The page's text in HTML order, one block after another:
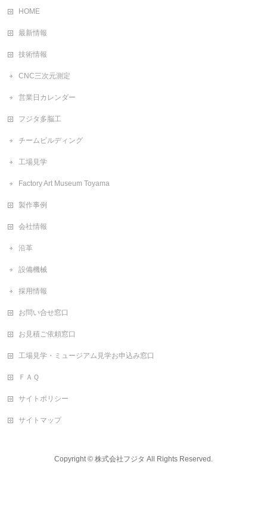
HOME
最新情報
技術情報
CNC三次元測定
営業日カレンダー
フジタ多脳工
チームビルディング
工場見学
Factory Art Museum Toyama
製作事例
会社情報
沿革
設備機械
採用情報
お問い合せ窓口
お見積ご依頼窓口
工場見学・ミュージアム見学お申込み窓口
ＦＡＱ
サイトポリシー
サイトマップ
Copyright © 株式会社フジタ All Rights Reserved.